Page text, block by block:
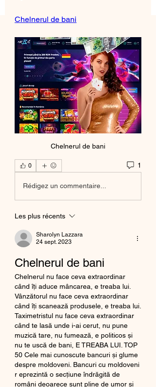
Chelnerul de bani
Chelnerul de bani
0 1
Rédigez un commentaire...
Les plus récents
Sharolyn Lazzara
24 sept. 2023
Chelnerul de bani
Chelnerul nu face ceva extraordinar
când îți aduce mâncarea, e treaba lui.
Vânzătorul nu face ceva extraordinar
când îți scanează produsele, e treaba lui.
Taximetristul nu face ceva extraordinar
când te lasă unde i-ai cerut, nu pune
muzică tare, nu fumează, e politicos și
nu te uscă de bani, E TREABA LUI. TOP
50 Cele mai cunoscute bancuri și glume
despre moldoveni. Bancuri cu moldoveni
r eprezintă o secțiune îndrăgită de
români deoarece sunt pline de umor și